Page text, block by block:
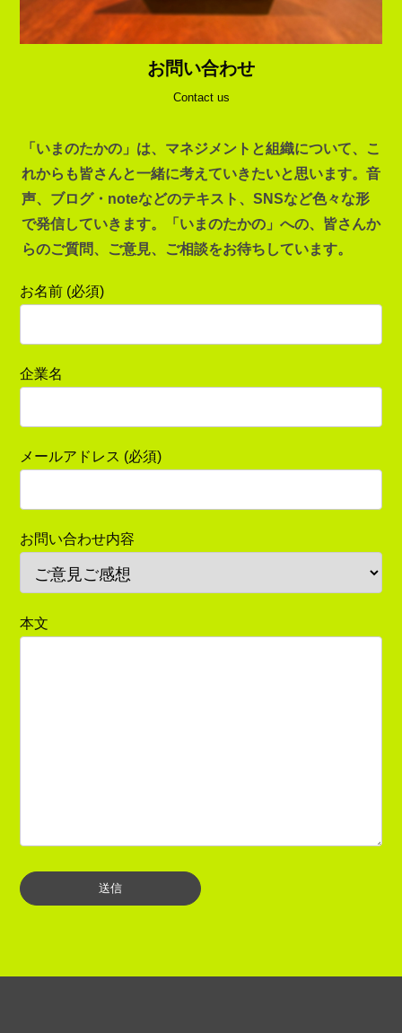
お問い合わせ
Contact us
「いまのたかの」は、マネジメントと組織について、こ
れからも皆さんと一緒に考えていきたいと思います。音
声、ブログ・noteなどのテキスト、SNSなど色々な形
で発信していきます。「いまのたかの」への、皆さんか
らのご質問、ご意見、ご相談をお待ちしています。
お名前 (必須)
企業名
メールアドレス (必須)
お問い合わせ内容
本文